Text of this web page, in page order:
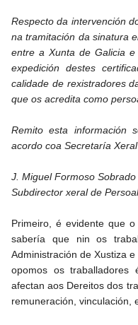
Respecto da intervención
na tramitación da sinatura
entre a Xunta de Galicia
expedición destes
calidade de rexistradores
que os acredita como
Remito esta información
acordo coa Secretaría
J. Miguel Formoso Sobrado
Subdirector xeral de
Primeiro, é evidente que
sabería que nin os
Administración de Xustiza
opomos os
afectan aos Dereitos dos
remuneración, vinculación,